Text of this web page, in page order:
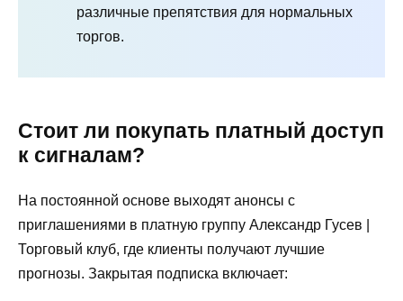
различные препятствия для нормальных
торгов.
Стоит ли покупать платный доступ
к сигналам?
На постоянной основе выходят анонсы с
приглашениями в платную группу Александр Гусев |
Торговый клуб, где клиенты получают лучшие
прогнозы. Закрытая подписка включает: